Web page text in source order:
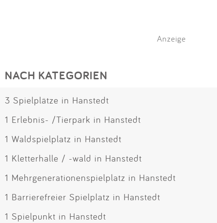
Anzeige
NACH KATEGORIEN
3 Spielplätze in Hanstedt
1 Erlebnis- /Tierpark in Hanstedt
1 Waldspielplatz in Hanstedt
1 Kletterhalle / -wald in Hanstedt
1 Mehrgenerationenspielplatz in Hanstedt
1 Barrierefreier Spielplatz in Hanstedt
1 Spielpunkt in Hanstedt